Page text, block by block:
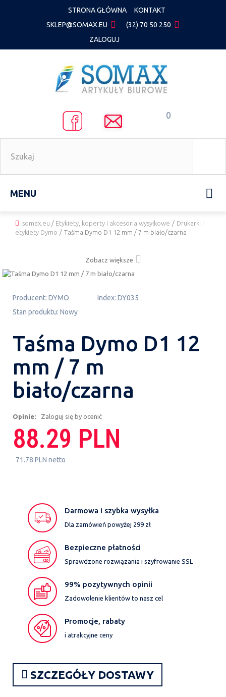
STRONA GŁÓWNA
KONTAKT
SKLEP@SOMAX.EU
(32) 70 50 250
ZALOGUJ
0
MENU
somax.eu / Etykiety, koperty i akcesoria wysyłkowe / Drukarki i
etykiety Dymo / Taśma Dymo D1 12 mm / 7 m biało/czarna
Zobacz większe
Producent: DYMO Index: DY035
Stan produktu: Nowy
Taśma Dymo D1 12
mm / 7 m
biało/czarna
Opinie: Zaloguj się by ocenić
88.29 PLN
71.78 PLN netto
Darmowa i szybka wysyłka
Dla zamówień powyżej 299 zł
Bezpieczne płatności
Sprawdzone rozwiązania i szyfrowanie SSL
99% pozytywnych opinii
Zadowolenie klientów to nasz cel
Promocje, rabaty
i atrakcyjne ceny
SZCZEGÓŁY DOSTAWY